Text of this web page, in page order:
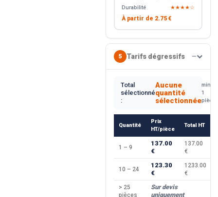
Durabilité
★★★★☆
À partir de 2.75 €
5 Tarifs dégressifs —
Total
sélectionné
:
Aucune
quantité
sélectionnée
min.
1
pièce
Quantité
Prix
HT/pièce
Total HT
1 – 9
137.00
€
137.00
€
10 – 24
123.30
€
1233.00
€
> 25
pièces
Sur devis
uniquement